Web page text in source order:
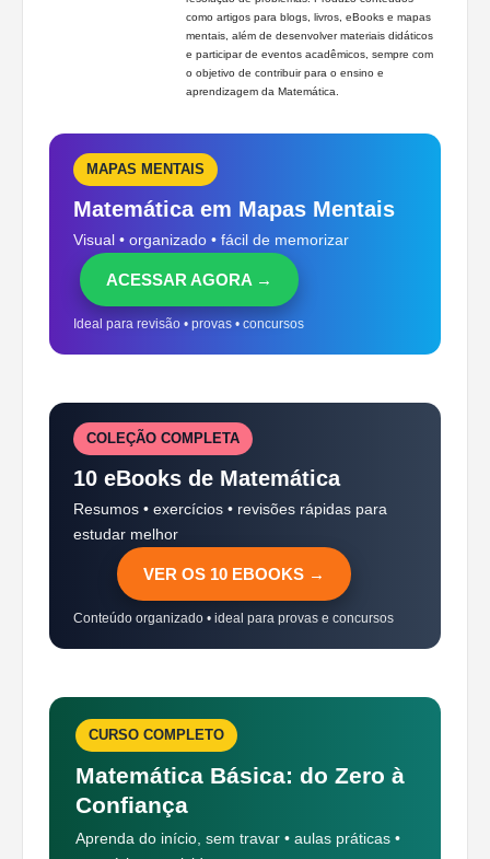
como artigos para blogs, livros, eBooks e mapas
mentais, além de desenvolver materiais didáticos
e participar de eventos acadêmicos, sempre com
o objetivo de contribuir para o ensino e
aprendizagem da Matemática.
MAPAS MENTAIS
Matemática em Mapas Mentais
Visual • organizado • fácil de memorizar
ACESSAR AGORA →
Ideal para revisão • provas • concursos
COLEÇÃO COMPLETA
10 eBooks de Matemática
Resumos • exercícios • revisões rápidas para
estudar melhor
VER OS 10 EBOOKS →
Conteúdo organizado • ideal para provas e concursos
CURSO COMPLETO
Matemática Básica: do Zero à
Confiança
Aprenda do início, sem travar • aulas práticas •